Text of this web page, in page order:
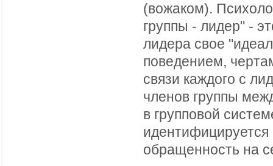
(вожаком).
группы - лидер" -
лидера свое
поведением,
связи каждого с
членов группы
в групповой
идентифицируется
обращенность на